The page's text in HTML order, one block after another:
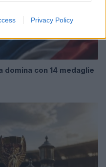
Privacy Policy
domina con 14 medaglie